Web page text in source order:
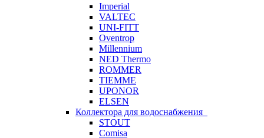
Imperial
VALTEC
UNI-FITT
Oventrop
Millennium
NED Thermo
ROMMER
TIEMME
UPONOR
ELSEN
Коллектора для водоснабжения
STOUT
Comisa